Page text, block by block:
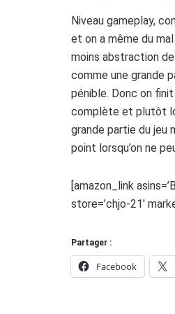
Niveau gameplay,
et on a même du
moins abstraction
comme une grande
pénible. Donc on
complète et plutôt
grande partie du jeu
point lorsqu’on ne
[amazon_link
store=’chjo-21′
Partager :
Facebook